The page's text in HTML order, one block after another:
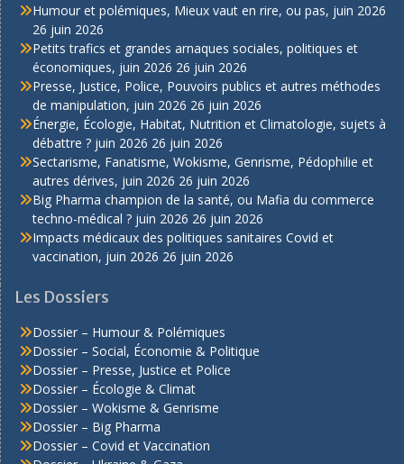
Humour et polémiques, Mieux vaut en rire, ou pas, juin 2026
26 juin 2026
Petits trafics et grandes arnaques sociales, politiques et
économiques, juin 2026 26 juin 2026
Presse, Justice, Police, Pouvoirs publics et autres méthodes
de manipulation, juin 2026 26 juin 2026
Énergie, Écologie, Habitat, Nutrition et Climatologie, sujets à
débattre ? juin 2026 26 juin 2026
Sectarisme, Fanatisme, Wokisme, Genrisme, Pédophilie et
autres dérives, juin 2026 26 juin 2026
Big Pharma champion de la santé, ou Mafia du commerce
techno-médical ? juin 2026 26 juin 2026
Impacts médicaux des politiques sanitaires Covid et
vaccination, juin 2026 26 juin 2026
Les Dossiers
Dossier – Humour & Polémiques
Dossier – Social, Économie & Politique
Dossier – Presse, Justice et Police
Dossier – Écologie & Climat
Dossier – Wokisme & Genrisme
Dossier – Big Pharma
Dossier – Covid et Vaccination